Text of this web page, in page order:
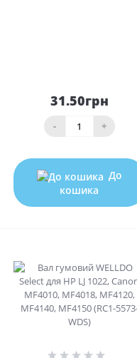
31.50грн
- +
До
кошика